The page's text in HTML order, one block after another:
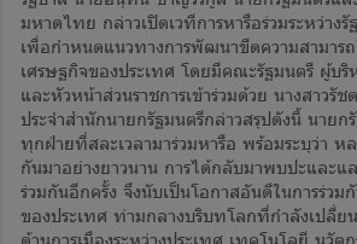
มหาดไทย กล่าวเปิดเวทีการหารือร่วมระหว่าง
เพื่อกำหนดแนวทางการพัฒนาขีดความสามาร
เศรษฐกิจของประเทศ โดยมีคณะรัฐมนตรี ผู้บริ
และหัวหน้าส่วนราชการเข้าร่วมด้วย นางสาวรั
ประจำสำนักนายกรัฐมนตรีกล่าวสรุปดังนี้ นาย
ทุกฝ่ายที่สละเวลามาร่วมหารือ พร้อมระบุว่า
กันมาอย่างยาวนาน การได้กลับมาพบปะและแ
ร่วมกันอีกครั้ง จึงนับเป็นโอกาสอันดีในการร่ว
ของประเทศ ท่ามกลางบริบทโลกที่กำลังเปลี่ย
ด้านการเมืองระหว่างประเทศ เทคโนโลยี นวัต